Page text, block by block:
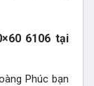
6106 tại
Phúc bạn